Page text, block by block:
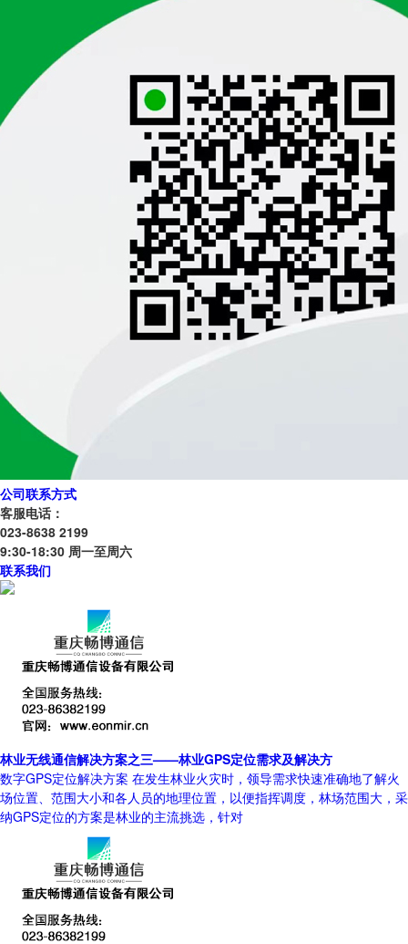
公司联系方式
客服电话：
023-8638 2199
9:30-18:30 周一至周六
联系我们
林业无线通信解决方案之三——林业GPS定位需求及解决方
数字GPS定位解决方案 在发生林业火灾时，领导需求快速准确地了解火
场位置、范围大小和各人员的地理位置，以便指挥调度，林场范围大，采
纳GPS定位的方案是林业的主流挑选，针对